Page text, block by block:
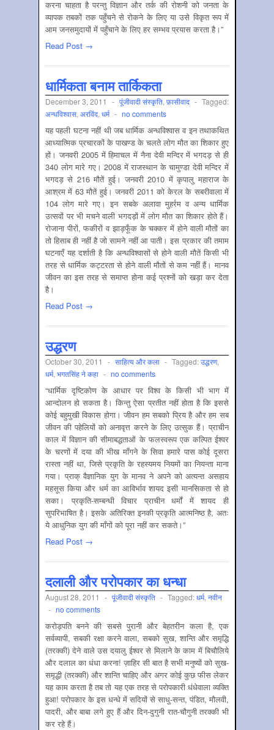
करना चाहता है परन्तु विज्ञान और तर्क की रोशनी को जनता के
व्यापक तबकों तक पहुँचने से रोकने के लिए या उसे विकृत रूप में
आम जनसमुदायों में पहुँचाने के लिए हर सम्भव प्रयास करता है।”
Read Post →
धार्मिकता बनाम तार्किकता
December 3, 2011 - पूंजीवादी संस्‍कृति, फ़ासीवाद - Tagged:
अन्‍धविश्‍वास, अरविंद, धर्म - no comments
यह पहली घटना नहीं थी जब धार्मिक अन्धविश्वास व इन तथाकथित
आध्यात्मिक प्रचारकों के पाखण्ड के चलते लोग मौत का शिकार हुए
हों। जनवरी 2005 में हिमाचल में नैना देवी मन्दिर में भगदड़ से ही
340 लोग मारे गए। 2008 में राजस्थान के चामुण्डा देवी मन्दिर में
भगदड़ से 216 मौतें हुई। जनवरी 2010 में कृपालु महाराज के
आश्रम में 63 मौतें हुई। जनवरी 2011 को केरल के सबरीवाला में
104 लोग मारे गए। इन सबके अलावा मुहर्रम व अन्य धार्मिक
उत्सवों पर भी मचने वाली भगदड़ों में लोग मौत का शिकार होते हैं।
रोजाना पीरों, फकीरों व झाड़फूँक के चक्कर में होने वाली मौतों का
तो हिसाब ही नहीं है जो सामने नहीं आ पाती। इस प्रकार की तमाम
घटनाएँ यह दर्शाती है कि अन्धविश्वासों से होने वाली मौतें किसी भी
तरह से धार्मिक कट्टरता से होने वाली मौतों से कम नहीं हैं। मानव
जीवन का इस तरह से समाप्त होना कई प्रश्नों को खड़ा कर देता
है।
Read Post →
उद्धरण
October 30, 2011 - साहित्‍य और कला - Tagged:उद्धरण,
धर्म, भगतसिंह ने कहा - no comments
“धार्मिक दृष्टिकोण के आधार पर विश्व के किसी भी भाग में
आन्दोलन हो सकता है। किन्तु ऐसा प्रतीत नहीं होता है कि इससे
कोई बहुमुखी विकास होगा। जीवन हम सबको प्रिय है और हम सब
जीवन की पहेलियों को अनावृत्त करने के लिए उत्सुक हैं। प्राचीन
काल में विज्ञान की सीमाबद्धताओं के फलस्वरूप एक कल्पित ईश्वर
के चरणों में दया की भीख माँगने के सिवा हमारे पास कोई दूसरा
रास्ता नहीं था, जिसे प्रकृति के रहस्यमय नियमों का नियन्ता माना
गया। प्राक् वैज्ञानिक युग के मानव ने अपने को अत्यन्त असहाय
महसूस किया और धर्म का आविर्भाव शायद इसी मानसिकता से हो
सका। प्रकृति-सम्बन्धी विचार प्राचीन धर्मों में शायद ही
सुपरिभाषित है। इसके अतिरिक्त इनकी प्रकृति आत्मनिष्ठ है, अतः
ये आधुनिक युग की माँगों को पूरा नहीं कर सकते।”
Read Post →
दलाली और परोपकार का धन्धा
August 28, 2011 - पूंजीवादी संस्‍कृति - Tagged:धर्म, नवीन
- no comments
करोड़पति बनने की सबसे पुरानी और बेहतरीन कला है, एक
सर्वव्यापी, सबकी रक्षा करने वाला, सबको सुख, शान्ति और समृद्धि
(तरक्की) देने वाले उस दयालु ईश्वर से मिलाने के काम में बिचौलिये
और दलाल का धंधा करना! ज़ाहिर सी बात है सभी मनुष्यों को सुख-
समृद्धी (तरक्की) और शान्ति चाहिए और अगर कोई कुछ फीस लेकर
यह काम करता है तब तो यह एक तरह से परोपकारी धंधेवाला व्यक्ति
हुआ! परोपकार के इस धन्धे में सदियों से साधु-सन्त, पंडित, मौलवी,
पादरी, और बाबा लगे हुए हैं और दिन-दुगुनी रात-चौगुनी तरक्की भी
कर रहे हैं।